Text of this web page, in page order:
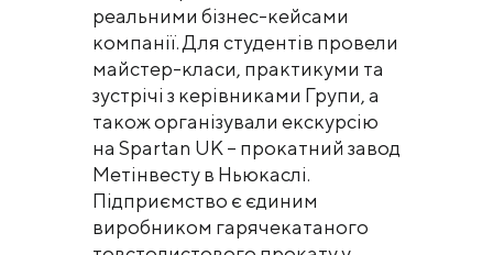
реальними бізнес-кейсами
компанії. Для студентів провели
майстер-класи, практикуми та
зустрічі з керівниками Групи, а
також організували екскурсію
на Spartan UK – прокатний завод
Метінвесту в Ньюкаслі.
Підприємство є єдиним
виробником гарячекатаного